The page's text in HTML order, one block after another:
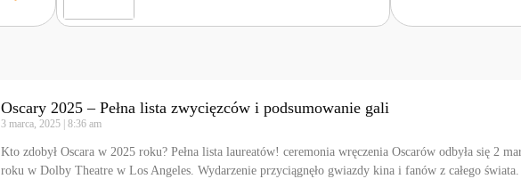
Oscary 2025 – Pełna lista zwycięzców i podsumowanie gali
3 marca, 2025 8:36 am
Kto zdobył Oscara w 2025 roku? Pełna lista laureatów! ceremonia wręczenia Oscarów odbyła się 2
roku w Dolby Theatre w Los Angeles. Wydarzenie przyciągnęło gwiazdy kina i fanów z całego świata.